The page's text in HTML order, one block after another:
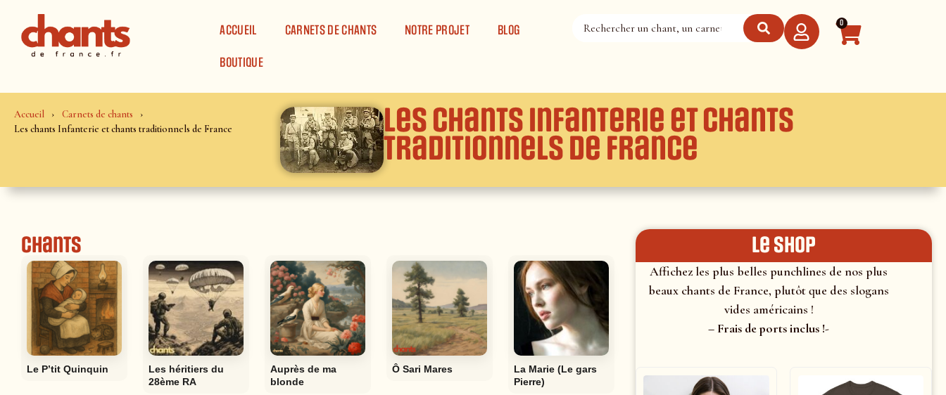
ACCUEIL
CARNETS DE CHANTS NOTRE PROJET BLOG
BOUTIQUE
0
Accueil
Carnets de chants
Les chants Infanterie et chants traditionnels de France
Les chants Infanterie et chants
traditionnels de France
Chants
Le P’tit Quinquin
Les héritiers du
28ème RA
Auprès de ma
blonde
Ô Sari Mares
La Marie (Le gars
Pierre)
le shop
Affichez les plus belles punchlines de nos plus
beaux chants de France, plutôt que des slogans
vides américains !
– Frais de ports inclus !-